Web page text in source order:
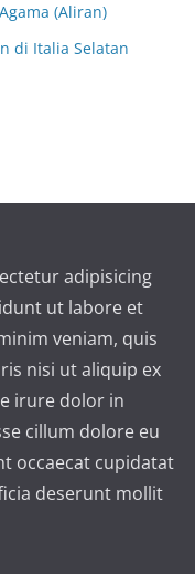
(Aliran)
di Italia Selatan
adipisicing
ut labore et
veniam, quis
nisi ut aliquip ex
irure dolor in
cillum dolore eu
occaecat cupidatat
deserunt mollit